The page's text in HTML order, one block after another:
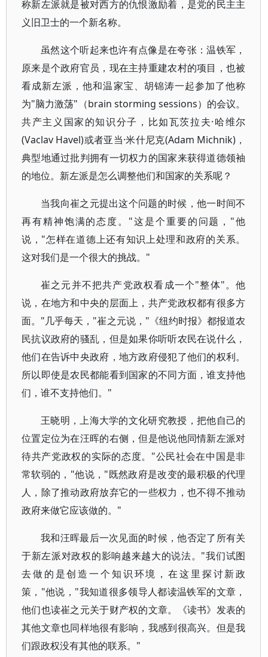
称新左派就是被对西方的仇恨激励着，是党的民主主
义旧卫士的一个新名称。
虽然这个听起来也许有点像是在夸张：温铁军，
原来是个政府官员，现在主持重建农村的项目，也被
看成新左派，他和温家宝、胡锦涛一起参加了他称
为"脑力激荡"（brain storming sessions）的会议。
共产主义国家的知识分子，比如瓦茨拉夫·哈维尔
(Vaclav Havel)或者亚当·米什尼克(Adam Michnik)，
典型地通过批判拥有一切权力的国家来获得道德领袖
的地位。新左派是怎么调整他们和国家的关系呢？
当我向崔之元提出这个问题的时候，他一时间不
再有精神饱满的态度。"这是个重要的问题，"他
说，"怎样在道德上还有知识上处理和政府的关系。
这对我们是一个很大的挑战。"
崔之元并不把共产党政权看成一个"整体"。他
说，在地方和中央的层面上，共产党政权都有很多方
面。"几乎每天，"崔之元说，"《纽约时报》都报道农
民抗议政府的骚乱，但是如果你听听农民在说什么，
他们在告诉中央政府，地方政府侵犯了他们的权利。
所以即使是农民都能看到国家的不同方面，谁支持他
们，谁不支持他们。"
王晓明，上海大学的文化研究教授，把他自己的
位置定位为在汪晖的右侧，但是他说他同情新左派对
待共产党政权的实际的态度。"公民社会在中国是非
常软弱的，"他说，"既然政府是改变的最积极的代理
人，除了推动政府放弃它的一些权力，也不得不推动
政府来做它应该做的。"
我和汪晖最后一次见面的时候，他否定了所有关
于新左派对政权的影响越来越大的说法。"我们试图
去做的是创造一个知识环境，在这里探讨新政
策，"他说，"我知道很多领导人都读温铁军的文章，
他们也读崔之元关于财产权的文章。《读书》发表的
其他文章也同样地很有影响，我感到很高兴。但是我
们跟政权没有其他的联系。"